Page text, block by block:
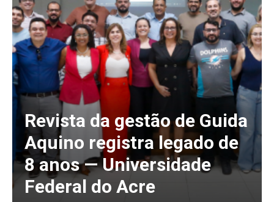
Revista da gestão de Guida
Aquino registra legado de
8 anos — Universidade
Federal do Acre